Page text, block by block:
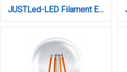
JUSTLed-LED Filament Ε27 ST64 12W 4000K Φυσικό (B276412102)